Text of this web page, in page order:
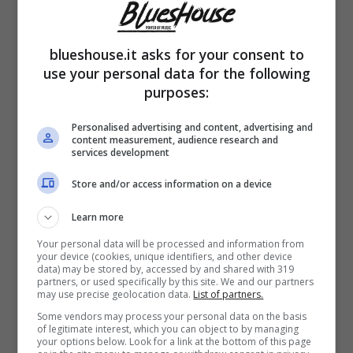
alimentare ed un’altra il consumismo che si
sostituisce ai processi generati dalla natura.
E lei se la prende contro la macellazione
Contro l’industria alimentare che comporta,
tanto per supermercati e punti vendita
quanto per ristoranti e simili, l’uccisione
quotidiana di milioni di capi in tutto il mondo.
A questo aspetto sono connessi poi i fin
troppi frequentiepisodi di maltrattamenti
negli allevamenti.
blueshouse.it asks for your consent to
use your personal data for the following
purposes:
Personalised advertising and content, advertising and
content measurement, audience research and
services development
Store and/or access information on a device
Learn more
Your personal data will be processed and information from
your device (cookies, unique identifiers, and other device
data) may be stored by, accessed by and shared with 319
partners, or used specifically by this site. We and our partners
may use precise geolocation data. List of partners.
Some vendors may process your personal data on the basis
of legitimate interest, which you can object to by managing
your options below. Look for a link at the bottom of this page